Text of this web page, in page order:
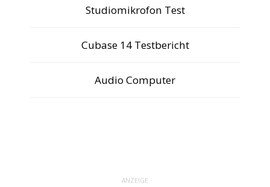
Studiomikrofon Test
Cubase 14 Testbericht
Audio Computer
ANZEIGE